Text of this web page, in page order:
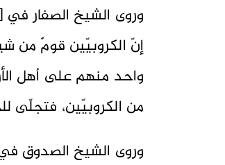
إنّ الكروبيّين قومٌ من
واحد منهم على أهل
من الكروبيّين، فتجلّى